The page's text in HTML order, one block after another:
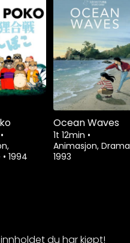
•
• 1994
Ocean Waves
1t 12min •
Animasjon,
1993
du har kjøpt!